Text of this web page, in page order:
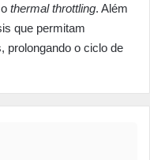
thermal throttling. Além
que permitam
prolongando o ciclo de